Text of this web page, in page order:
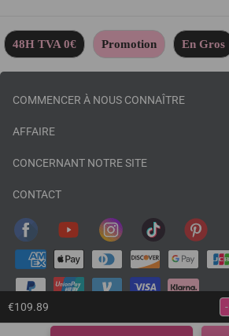
€109.89 -
48H TVA 0€ Promotion En Gros
COMMENCER À NOUS CONNAÎTRE
AFFAIRE
CONCERNANT NOTRE SITE
CONTACT
© 2026baisihairfr.